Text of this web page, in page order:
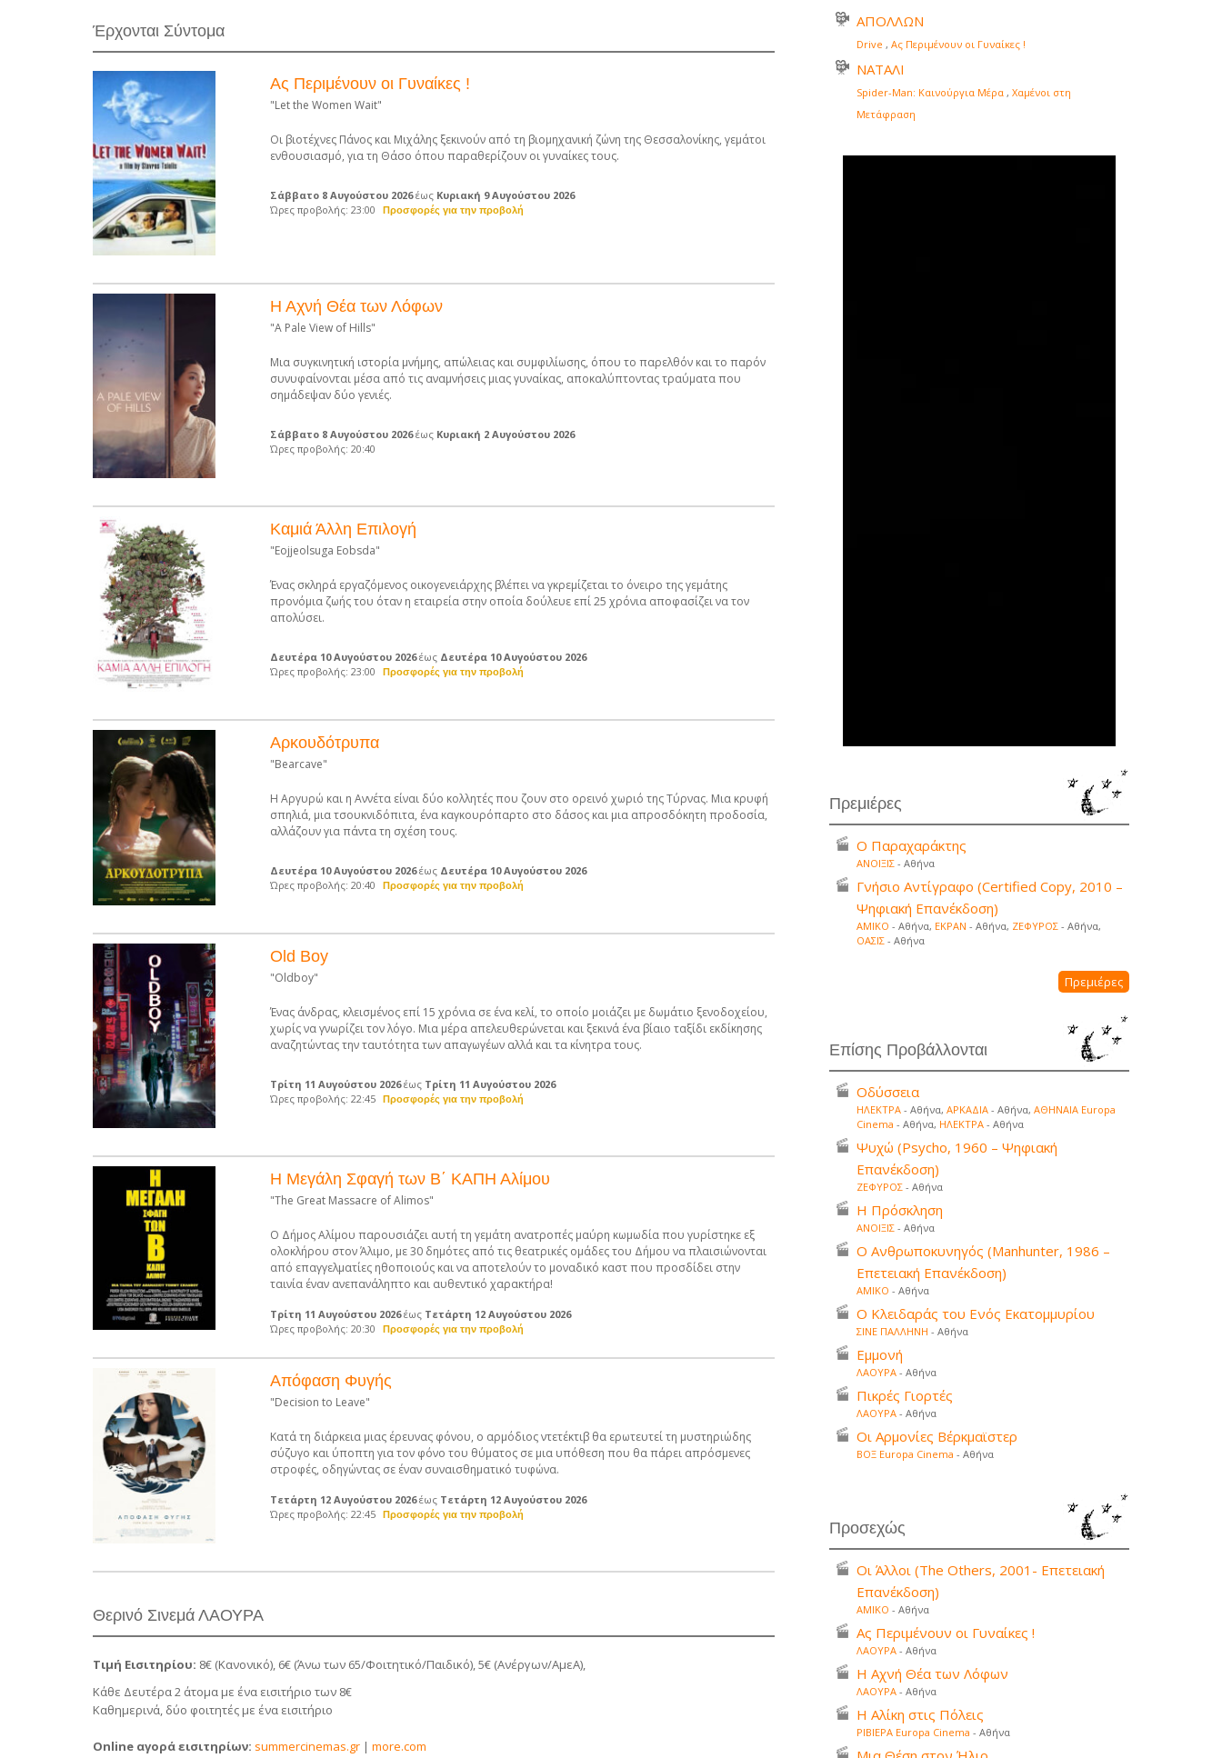
Έρχονται Σύντομα
Ας Περιμένουν οι Γυναίκες !
"Let the Women Wait"
Οι βιοτέχνες Πάνος και Μιχάλης ξεκινούν από τη βιομηχανική ζώνη της Θεσσαλονίκης, γεμάτοι
ενθουσιασμό, για τη Θάσο όπου παραθερίζουν οι γυναίκες τους.
Σάββατο 8 Αυγούστου 2026έως Κυριακή 9 Αυγούστου 2026
Ώρες προβολής: 23:00
Η Αχνή Θέα των Λόφων
"A Pale View of Hills"
Μια συγκινητική ιστορία μνήμης, απώλειας και συμφιλίωσης, όπου το παρελθόν και το παρόν
συνυφαίνονται μέσα από τις αναμνήσεις μιας γυναίκας, αποκαλύπτοντας τραύματα που
σημάδεψαν δύο γενιές.
Σάββατο 8 Αυγούστου 2026έως Κυριακή 2 Αυγούστου 2026
Ώρες προβολής: 20:40
Καμιά Άλλη Επιλογή
"Eojjeolsuga Eobsda"
Ένας σκληρά εργαζόμενος οικογενειάρχης βλέπει να γκρεμίζεται το όνειρο της γεμάτης
προνόμια ζωής του όταν η εταιρεία στην οποία δούλευε επί 25 χρόνια αποφασίζει να τον
απολύσει.
Δευτέρα 10 Αυγούστου 2026έως Δευτέρα 10 Αυγούστου 2026
Ώρες προβολής: 23:00
Αρκουδότρυπα
"Bearcave"
Η Αργυρώ και η Αννέτα είναι δύο κολλητές που ζουν στο ορεινό χωριό της Τύρνας. Μια κρυφή
σπηλιά, μια τσουκνιδόπιτα, ένα καγκουρόπαρτο στο δάσος και μια απροσδόκητη προδοσία,
αλλάζουν για πάντα τη σχέση τους.
Δευτέρα 10 Αυγούστου 2026έως Δευτέρα 10 Αυγούστου 2026
Ώρες προβολής: 20:40
Old Boy
"Oldboy"
Ένας άνδρας, κλεισμένος επί 15 χρόνια σε ένα κελί, το οποίο μοιάζει με δωμάτιο ξενοδοχείου,
χωρίς να γνωρίζει τον λόγο. Μια μέρα απελευθερώνεται και ξεκινά ένα βίαιο ταξίδι εκδίκησης
αναζητώντας την ταυτότητα των απαγωγέων αλλά και τα κίνητρα τους.
Τρίτη 11 Αυγούστου 2026έως Τρίτη 11 Αυγούστου 2026
Ώρες προβολής: 22:45
Η Μεγάλη Σφαγή των Β΄ ΚΑΠΗ Αλίμου
"The Great Massacre of Alimos"
Ο Δήμος Αλίμου παρουσιάζει αυτή τη γεμάτη ανατροπές μαύρη κωμωδία που γυρίστηκε εξ
ολοκλήρου στον Άλιμο, με 30 δημότες από τις θεατρικές ομάδες του Δήμου να πλαισιώνονται
από επαγγελματίες ηθοποιούς και να αποτελούν το μοναδικό καστ που προσδίδει στην
ταινία έναν ανεπανάληπτο και αυθεντικό χαρακτήρα!
Τρίτη 11 Αυγούστου 2026έως Τετάρτη 12 Αυγούστου 2026
Ώρες προβολής: 20:30
Απόφαση Φυγής
"Decision to Leave"
Κατά τη διάρκεια μιας έρευνας φόνου, ο αρμόδιος ντετέκτιβ θα ερωτευτεί τη μυστηριώδης
σύζυγο και ύποπτη για τον φόνο του θύματος σε μια υπόθεση που θα πάρει απρόσμενες
στροφές, οδηγώντας σε έναν συναισθηματικό τυφώνα.
Τετάρτη 12 Αυγούστου 2026έως Τετάρτη 12 Αυγούστου 2026
Ώρες προβολής: 22:45
Θερινό Σινεμά ΛΑΟΥΡΑ
Τιμή Εισιτηρίου: 8€ (Κανονικό), 6€ (Άνω των 65/Φοιτητικό/Παιδικό), 5€ (Ανέργων/ΑμεΑ),
Κάθε Δευτέρα 2 άτομα με ένα εισιτήριο των 8€
Καθημερινά, δύο φοιτητές με ένα εισιτήριο
Online αγορά εισιτηρίων: summercinemas.gr | more.com
ΑΠΟΛΛΩΝ
Drive , Ας Περιμένουν οι Γυναίκες !
ΝΑΤΑΛΙ
Spider-Man: Καινούργια Μέρα , Χαμένοι στη
Μετάφραση
Πρεμιέρες
Ο Παραχαράκτης
ΑΝΟΙΞΙΣ - Αθήνα
Γνήσιο Αντίγραφο (Certified Copy, 2010 –
Ψηφιακή Επανέκδοση)
ΑΜΙΚΟ - Αθήνα, ΕΚΡΑΝ - Αθήνα, ΖΕΦΥΡΟΣ - Αθήνα,
ΟΑΣΙΣ - Αθήνα
Πρεμιέρες
Επίσης Προβάλλονται
Οδύσσεια
ΗΛΕΚΤΡΑ - Αθήνα, ΑΡΚΑΔΙΑ - Αθήνα, ΑΘΗΝΑΙΑ Europa
Cinema - Αθήνα, ΗΛΕΚΤΡΑ - Αθήνα
Ψυχώ (Psycho, 1960 – Ψηφιακή
Επανέκδοση)
ΖΕΦΥΡΟΣ - Αθήνα
Η Πρόσκληση
ΑΝΟΙΞΙΣ - Αθήνα
Ο Ανθρωποκυνηγός (Manhunter, 1986 –
Επετειακή Επανέκδοση)
ΑΜΙΚΟ - Αθήνα
Ο Κλειδαράς του Ενός Εκατομμυρίου
ΣΙΝΕ ΠΑΛΛΗΝΗ - Αθήνα
Εμμονή
ΛΑΟΥΡΑ - Αθήνα
Πικρές Γιορτές
ΛΑΟΥΡΑ - Αθήνα
Οι Αρμονίες Βέρκμαϊστερ
ΒΟΞ Europa Cinema - Αθήνα
Προσεχώς
Οι Άλλοι (The Others, 2001- Επετειακή
Επανέκδοση)
ΑΜΙΚΟ - Αθήνα
Ας Περιμένουν οι Γυναίκες !
ΛΑΟΥΡΑ - Αθήνα
Η Αχνή Θέα των Λόφων
ΛΑΟΥΡΑ - Αθήνα
Η Αλίκη στις Πόλεις
ΡΙΒΙΕΡΑ Europa Cinema - Αθήνα